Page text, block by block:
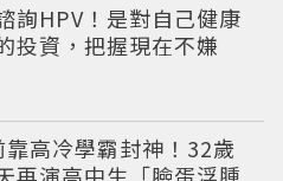
詢HPV！是對自己健康
投資，把握現在不嫌
靠高冷學霸封神！32歲